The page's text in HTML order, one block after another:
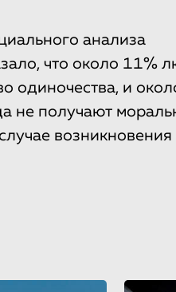
анализа
что около 11%
одиночества, и
не получают